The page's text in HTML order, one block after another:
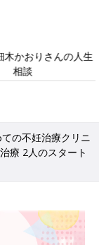
木かおりさんの人生
相談
の不妊治療クリニ
療 2人のスタート